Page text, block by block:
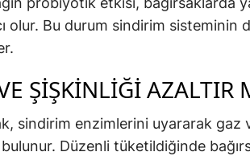
olur. Bu durum sindirim sisteminin
ŞIŞKINLIĞI AZALTIR
sindirim enzimlerini uyararak gaz
bulunur. Düzenli tüketildiğinde